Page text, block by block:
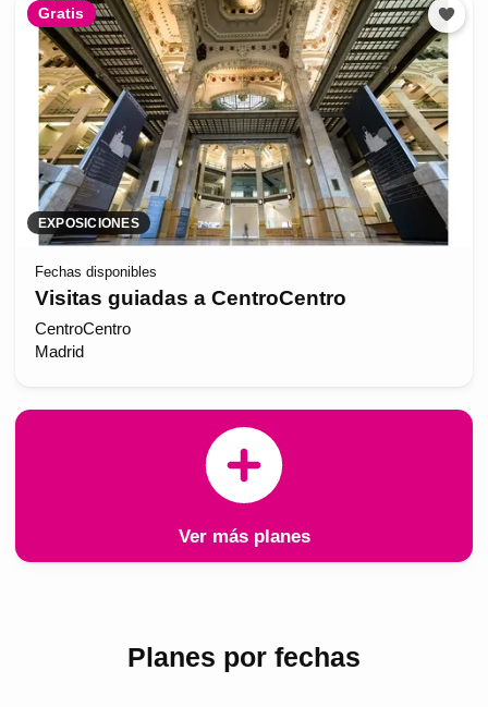
Gratis
EXPOSICIONES
Fechas disponibles
Visitas guiadas a CentroCentro
CentroCentro
Madrid
Ver más planes
Planes por fechas